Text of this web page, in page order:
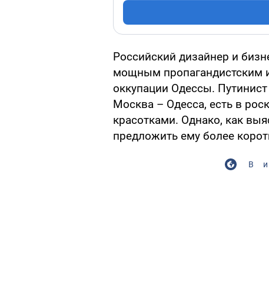
Российский дизайнер и
мощным пропагандистским
оккупации Одессы.
Москва – Одесса, есть в
красотками. Однако, как
предложить ему более